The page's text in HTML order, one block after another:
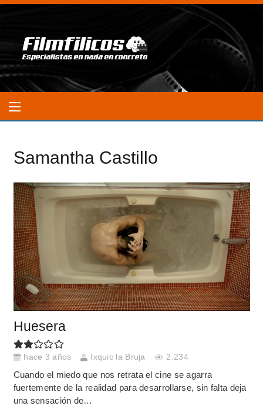
Samantha Castillo
Huesera
hace 3 años Ixquic la Bruja 2.234
Cuando el miedo que nos retrata el cine se agarra
fuertemente de la realidad para desarrollarse, sin falta deja
una sensación de…